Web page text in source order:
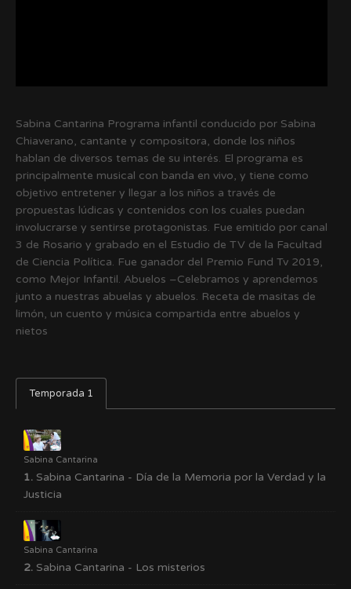
Sabina Cantarina Programa infantil conducido por Sabina
Chiaverano, cantante y compositora, donde los niños
hablan de diversos temas de su interés. El programa es
principalmente musical con banda en vivo, y tiene como
objetivo entretener y llegar a los niños a través de
propuestas lúdicas y contenidos con los cuales puedan
involucrarse y sentirse protagonistas. Fue emitido por canal
3 de Rosario y grabado en el Estudio de TV de la Facultad
de Ciencia Política. Fue ganador del Premio Fund Tv 2019,
como Mejor Infantil. Abuelos –Celebramos y aprendemos
junto a nuestras abuelas y abuelos. Receta de masitas de
limón, un cuento y música compartida entre abuelos y
nietos
Temporada 1
Sabina Cantarina
1. Sabina Cantarina - Día de la Memoria por la Verdad y la
Justicia
Sabina Cantarina
2. Sabina Cantarina - Los misterios